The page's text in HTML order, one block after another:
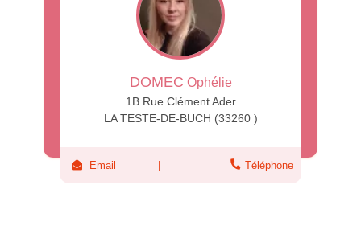
DOMEC Ophélie
1B Rue Clément Ader
LA TESTE-DE-BUCH (33260 )
Email Téléphone